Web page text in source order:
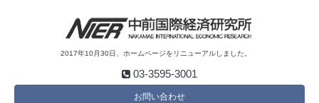
2017年10月30日、ホームページをリニューアルしました。
03-3595-3001
お問い合わせ